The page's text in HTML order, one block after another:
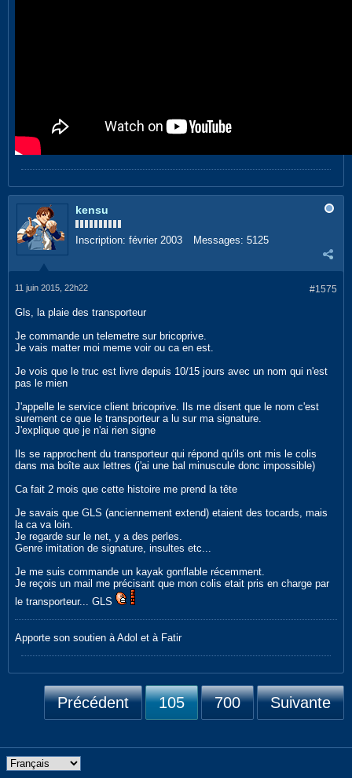
kensu
Inscription: février 2003 Messages: 5125
#1575
11 juin 2015, 22h22
Gls, la plaie des transporteur
Je commande un telemetre sur bricoprive.
Je vais matter moi meme voir ou ca en est.
Je vois que le truc est livre depuis 10/15 jours avec un nom qui n'est
pas le mien
J'appelle le service client bricoprive. Ils me disent que le nom c'est
surement ce que le transporteur a lu sur ma signature.
J'explique que je n'ai rien signe
Ils se rapprochent du transporteur qui répond qu'ils ont mis le colis
dans ma boîte aux lettres (j'ai une bal minuscule donc impossible)
Ca fait 2 mois que cette histoire me prend la tête
Je savais que GLS (anciennement extend) etaient des tocards, mais
la ca va loin.
Je regarde sur le net, y a des perles.
Genre imitation de signature, insultes etc...
Je me suis commande un kayak gonflable récemment.
Je reçois un mail me précisant que mon colis etait pris en charge par
le transporteur... GLS
Apporte son soutien à Adol et à Fatir
Précédent 105 700 Suivante